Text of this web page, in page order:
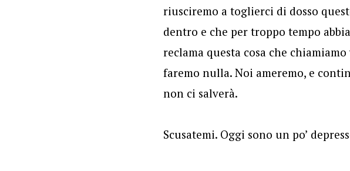
riusciremo a toglierci di dosso
dentro e che per troppo tempo
reclama questa cosa che
faremo nulla. Noi ameremo, e
non ci salverà.
Scusatemi. Oggi sono un po’